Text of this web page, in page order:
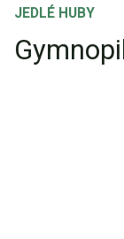
JEDLÉ HUBY